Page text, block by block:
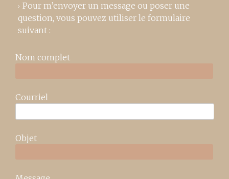
Pour m’envoyer un message ou poser une
question, vous pouvez utiliser le formulaire
suivant :
Nom complet
Courriel
Objet